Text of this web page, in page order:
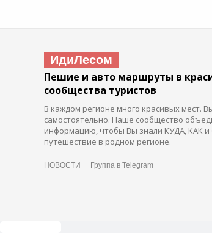
ИдиЛесом
Пешие и авто маршруты в
сообщества туристов
В каждом регионе много красивых мест.
самостоятельно. Наше сообщество
информацию, чтобы Вы знали КУДА, КАК и
путешествие в родном регионе.
НОВОСТИ Группа в Telegram